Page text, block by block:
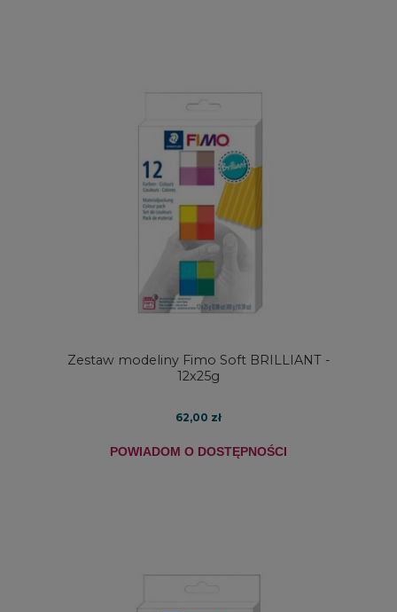
Zestaw modeliny Fimo Soft BRILLIANT -
12x25g
62,00 zł
POWIADOM O DOSTĘPNOŚCI